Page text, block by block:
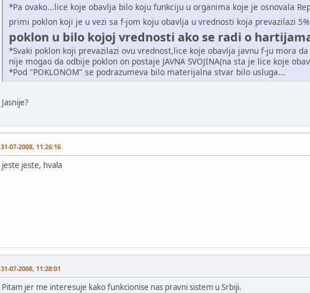
*Pa ovako...lice koje obavlja bilo koju funkciju u organima koje je osnovala
primi poklon koji je u vezi sa f-jom koju obavlja u vrednosti koja prevazilazi
poklon u bilo kojoj vrednosti ako se radi o
*Svaki poklon koji prevazilazi ovu vrednost,lice koje obavlja javnu f-ju mora da
nije mogao da odbije poklon on postaje JAVNA SVOJINA(na sta je lice koje
*Pod "POKLONOM" se podrazumeva bilo materijalna stvar bilo usluga...
Jasnije?
31-07-2008, 11:26:16
jeste jeste, hvala
31-07-2008, 11:28:01
Pitam jer me interesuje kako funkcionise nas pravni sistem u Srbiji.